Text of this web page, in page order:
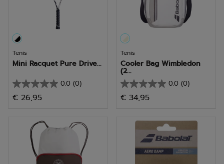
Tenis
Mini Racquet Pure Drive...
0.0 (0)
0.0
de
estrellas.
€ 26,95
Tenis
Cooler Bag Wimbledon
(2...
0.0 (0)
0.0
de
estrellas.
€ 34,95